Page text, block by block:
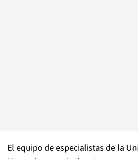
El equipo de especialistas de la